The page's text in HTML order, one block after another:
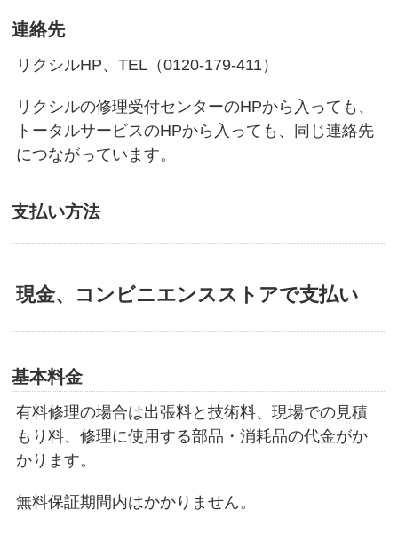
連絡先
リクシルHP、TEL（0120-179-411）
リクシルの修理受付センターのHPから入っても、
トータルサービスのHPから入っても、同じ連絡先
につながっています。
支払い方法
現金、コンビニエンスストアで支払い
基本料金
有料修理の場合は出張料と技術料、現場での見積
もり料、修理に使用する部品・消耗品の代金がか
かります。
無料保証期間内はかかりません。